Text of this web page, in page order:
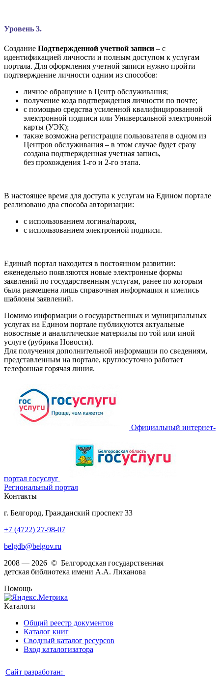
Уровень 3.
Создание Подтвержденной учетной записи – с
идентификацией личности и полным доступом к услугам
портала. Для оформления учетной записи нужно пройти
подтверждение личности одним из способов:
личное обращение в Центр обслуживания;
получение кода подтверждения личности по почте;
с помощью средства усиленной квалифицированной
электронной подписи или Универсальной электронной
карты (УЭК);
также возможна регистрация пользователя в одном из
Центров обслуживания – в этом случае будет сразу
создана подтвержденная учетная запись,
без прохождения 1-го и 2-го этапа.
В настоящее время для доступа к услугам на Едином портале
реализовано два способа авторизации:
с использованием логина/пароля,
с использованием электронной подписи.
Единый портал находится в постоянном развитии:
еженедельно появляются новые электронные формы
заявлений по государственным услугам, ранее по которым
была размещена лишь справочная информация и имелись
шаблоны заявлений.
Помимо информации о государственных и муниципальных
услугах на Едином портале публикуются актуальные
новостные и аналитические материалы по той или иной
услуге (рубрика Новости).
Для получения дополнительной информации по сведениям,
представленным на портале, круглосуточно работает
телефонная горячая линия.
Официальный интернет-
портал госуслуг
Региональный портал
Контакты
г. Белгород, Гражданский проспект 33
+7 (4722) 27-98-07
belgdb@belgov.ru
2008 — 2026 © Белгородская государственная
детская библиотека имени А.А. Лиханова
Помощь
Каталоги
Общий реестр документов
Каталог книг
Сводный каталог ресурсов
Вход каталогизатора
Сайт разработан: